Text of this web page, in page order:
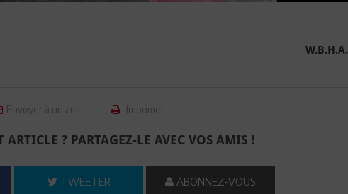
W.B.H.A.
Envoyer à un ami Imprimer
ARTICLE ? PARTAGEZ-LE AVEC VOS AMIS !
TWEETER ABONNEZ-VOUS